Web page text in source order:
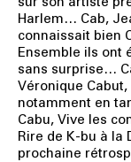
Harlem… Cab,
connaissait bien
Ensemble ils ont
sans surprise…
Véronique
notamment en
Cabu, Vive les
Rire de K-bu à la
prochaine